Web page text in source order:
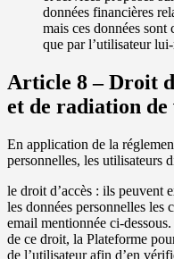
données financières
mais ces données sont
que par l’utilisateur
Article 8 – Droit
et de radiation de
En application de la
personnelles, les utilisateurs
le droit d’accès : ils peuvent
les données personnelles les
email mentionnée ci-
de ce droit, la Plateforme
de l’utilisateur afin d’en